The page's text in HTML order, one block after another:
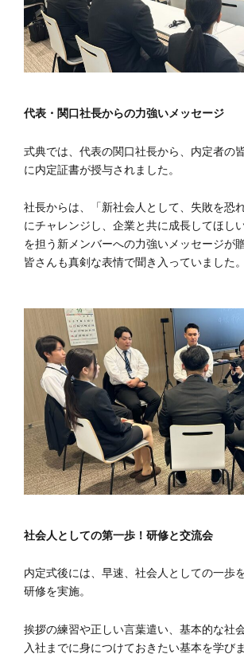
代表・関口社長からの力強いメッセージ
式典では、代表の関口社長から、内定者の
に内定証書が授与されました。
社長からは、「新社会人として、失敗を恐
にチャレンジし、企業と共に成長してほし
を担う新メンバーへの力強いメッセージが
皆さんも真剣な表情で聞き入っていました。
社会人としての第一歩！研修と交流会
内定式後には、早速、社会人としての一歩
研修を実施。
挨拶の練習や正しい言葉遣い、基本的な社
入社までに身につけておきたい基本を学びま